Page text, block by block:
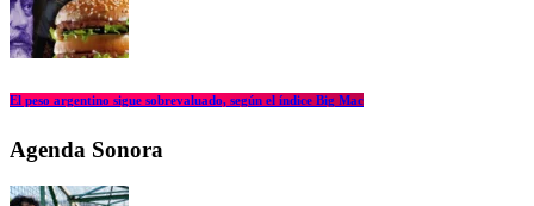
El peso argentino sigue sobrevaluado, según el índice Big Mac
Agenda Sonora